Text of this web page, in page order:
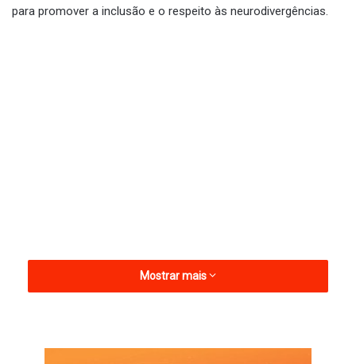
para promover a inclusão e o respeito às neurodivergências.
O evento uniu as pastas de Saúde, Educação e Assistência
Mostrar mais